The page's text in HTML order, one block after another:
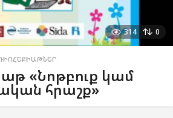
314 0
«Նոթբուք կամ
հրաշք»